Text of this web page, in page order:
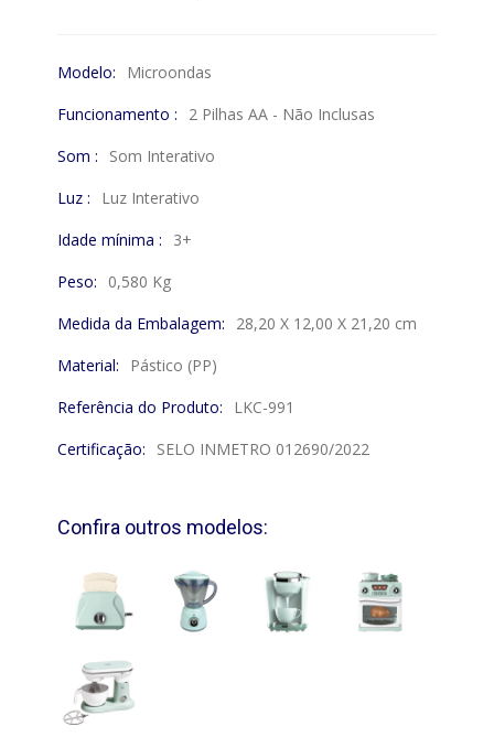
Modelo:
Microondas
Funcionamento :
2 Pilhas AA - Não Inclusas
Som :
Som Interativo
Luz :
Luz Interativo
Idade mínima :
3+
Peso:
0,580 Kg
Medida da Embalagem:
28,20 X 12,00 X 21,20 cm
Material:
Pástico (PP)
Referência do Produto:
LKC-991
Certificação:
SELO INMETRO 012690/2022
Confira outros modelos: